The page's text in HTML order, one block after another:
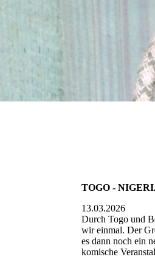
TOGO -
13.03.2026
Durch Togo und
wir einmal. Der
es dann noch ein
komische